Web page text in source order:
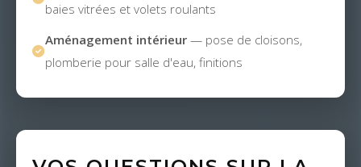
baies vitrées et volets roulants
Aménagement intérieur — pose de cloisons,
plomberie pour salle d'eau, finitions